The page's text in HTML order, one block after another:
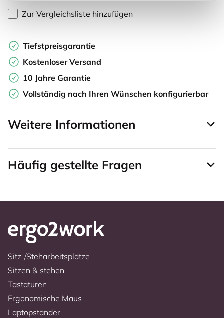
Zur Vergleichsliste hinzufügen
Tiefstpreisgarantie
Kostenloser Versand
10 Jahre Garantie
Vollständig nach Ihren Wünschen konfigurierbar
Weitere Informationen
Häufig gestellte Fragen
Sitz-/Steharbeitsplätze
Sitzen & stehen
Tastaturen
Ergonomische Maus
Laptopständer